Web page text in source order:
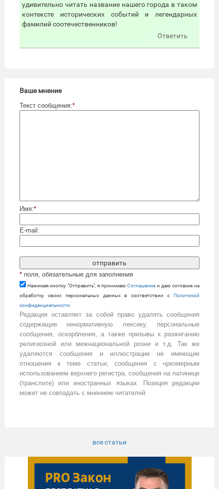
удивительно читать название нашего города в таком
контексте исторических событий и легендарных
фамилий соотечественников!
Ответить
Ваше мнение
Текст сообщения:*
Имя:*
E-mail:
* поля, обязательные для заполнения
Нажимая кнопку "Отправить", я принимаю Cоглашение и даю согласие на
обработку своих персональных данных в соответствии с Политикой
конфиденциальности
Редакция оставляет за собой право удалять сообщения
содержащие ненормативную лексику, персональные
сообщения, оскорбления, а также призывы к разжиганию
религиозной или межнациональной розни и т.д. Так же
удаляются сообщения и иллюстрации не имеющие
отношения к теме статьи, сообщения с чрезмерным
использованием верхнего регистра, сообщения на латинице
(транслите) или иностранных языках. Позиция редакции
может не совпадать с мнением читателей.
все статьи